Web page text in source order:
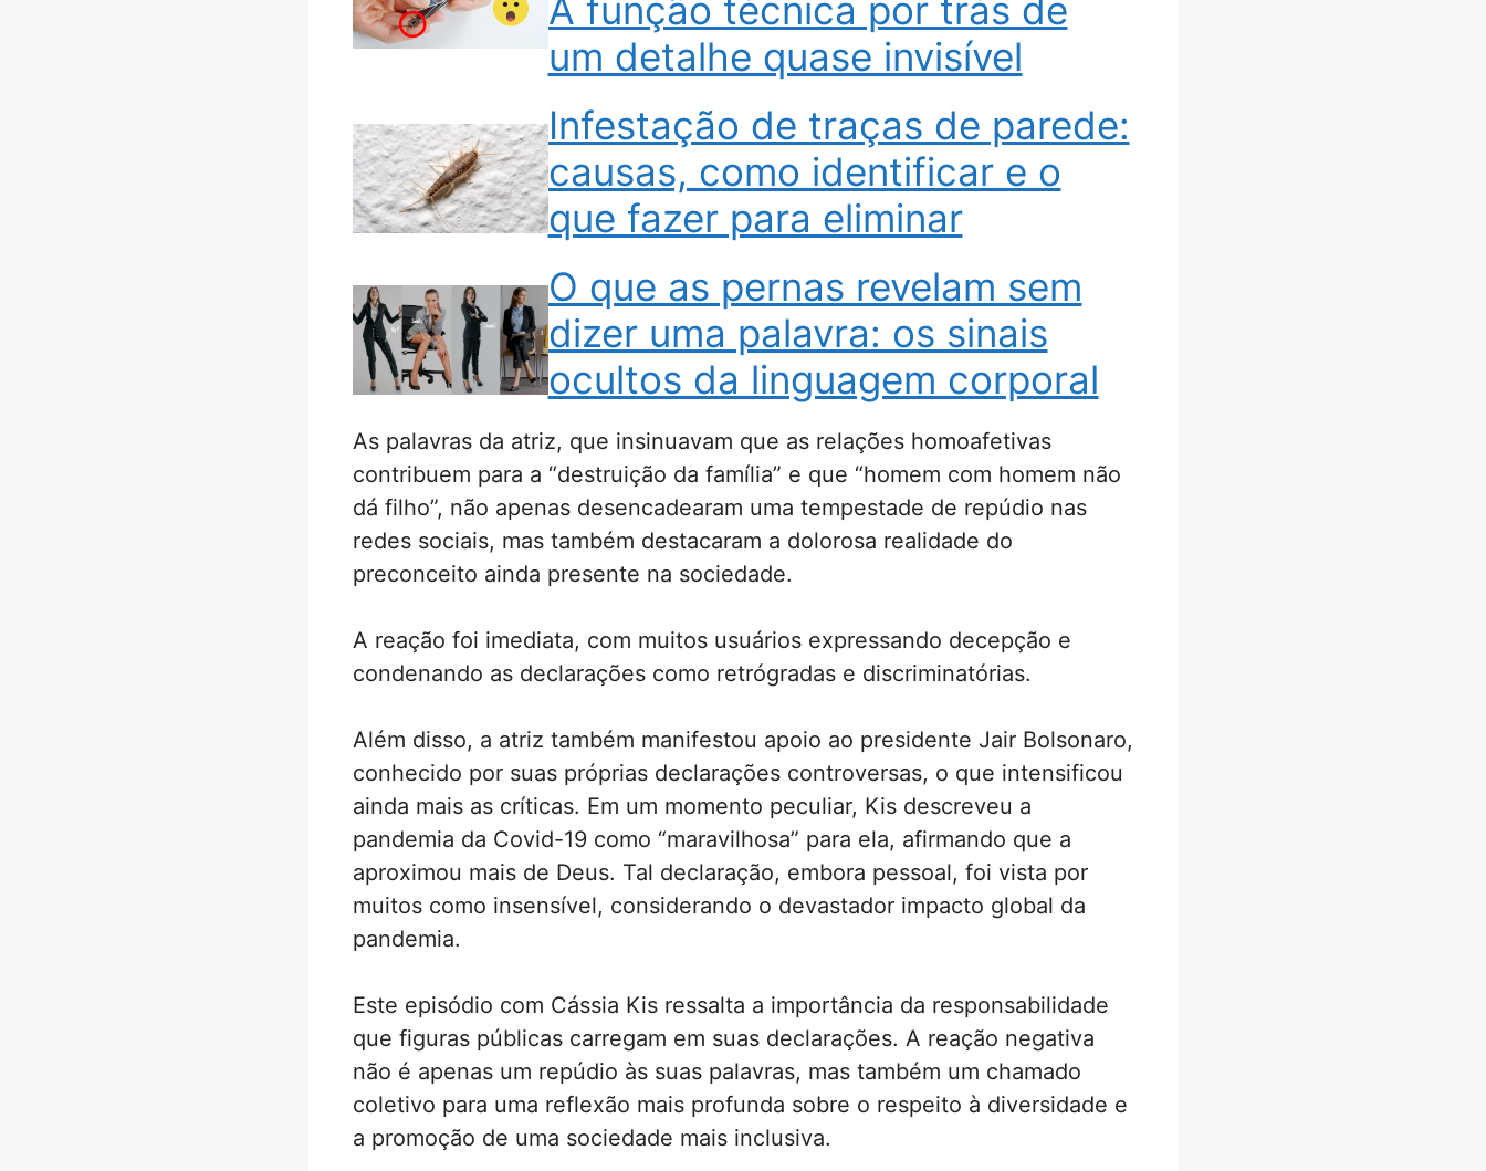
A função técnica por trás de
um detalhe quase invisível
Infestação de traças de parede:
causas, como identificar e o
que fazer para eliminar
O que as pernas revelam sem
dizer uma palavra: os sinais
ocultos da linguagem corporal
As palavras da atriz, que insinuavam que as relações homoafetivas
contribuem para a “destruição da família” e que “homem com homem não
dá filho”, não apenas desencadearam uma tempestade de repúdio nas
redes sociais, mas também destacaram a dolorosa realidade do
preconceito ainda presente na sociedade.
A reação foi imediata, com muitos usuários expressando decepção e
condenando as declarações como retrógradas e discriminatórias.
Além disso, a atriz também manifestou apoio ao presidente Jair Bolsonaro,
conhecido por suas próprias declarações controversas, o que intensificou
ainda mais as críticas. Em um momento peculiar, Kis descreveu a
pandemia da Covid-19 como “maravilhosa” para ela, afirmando que a
aproximou mais de Deus. Tal declaração, embora pessoal, foi vista por
muitos como insensível, considerando o devastador impacto global da
pandemia.
Este episódio com Cássia Kis ressalta a importância da responsabilidade
que figuras públicas carregam em suas declarações. A reação negativa
não é apenas um repúdio às suas palavras, mas também um chamado
coletivo para uma reflexão mais profunda sobre o respeito à diversidade e
a promoção de uma sociedade mais inclusiva.